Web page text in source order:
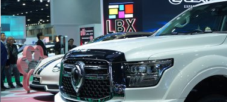
เราเคยไปเยือนถิ่นของ GWM ณ เมืองเป่าติง ประเทศจีน ที่ไม่ไ
ตลาดในไทยอยู่ แต่ยังมีแบรนด์ WEI และ POER ที่ค่อนข้างแข็ง
GWM ได้เปิดตัว POER SAHAR กระบะไฮบริดรุ่นแรกในตลาดไ
พลังงานใหม่มาให้ชมแบบครบครัน GWM นำเสนอภายใต้ธีม
POER SAHAR HEV กระบะไฮบริดสู่ตลาดรถกระบะของไทย ที่
2 รูปแบบ ควบคุมง่ายเพียงปลายนิ้วสัมผัส พร้อมดีไซน์ไฟหน้า
Noparat Monchaitanapat| 865 days ago
Read More